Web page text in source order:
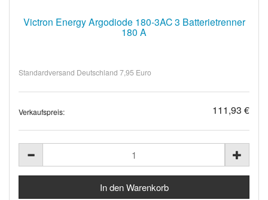
Victron Energy Argodiode 180-3AC 3 Batterietrenner
180 A
Standardversand Deutschland 7,95 Euro
Verkaufspreis: 111,93 €